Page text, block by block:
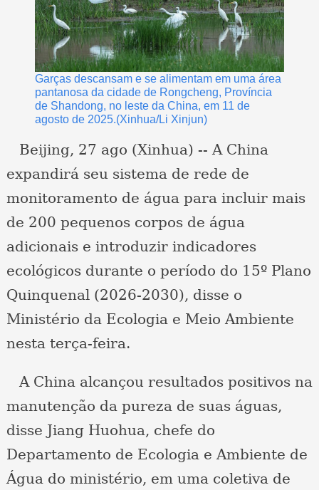
Garças descansam e se alimentam em uma área
pantanosa da cidade de Rongcheng, Província
de Shandong, no leste da China, em 11 de
agosto de 2025.(Xinhua/Li Xinjun)
Beijing, 27 ago (Xinhua) -- A China
expandirá seu sistema de rede de
monitoramento de água para incluir mais
de 200 pequenos corpos de água
adicionais e introduzir indicadores
ecológicos durante o período do 15º Plano
Quinquenal (2026-2030), disse o
Ministério da Ecologia e Meio Ambiente
nesta terça-feira.
A China alcançou resultados positivos na
manutenção da pureza de suas águas,
disse Jiang Huohua, chefe do
Departamento de Ecologia e Ambiente de
Água do ministério, em uma coletiva de